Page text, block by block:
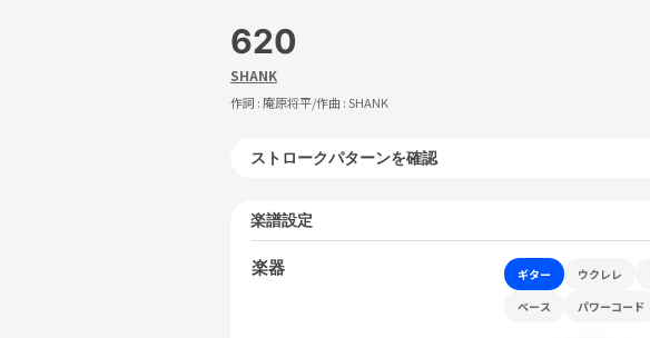
620
SHANK
作詞 :庵原将平/作曲 :SHANK
ストロークパターンを確認
楽譜設定
楽器 ギター ウクレレ
ベース
パワーコード